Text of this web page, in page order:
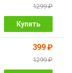
1299 ₽
Купить
399 ₽
1299 ₽